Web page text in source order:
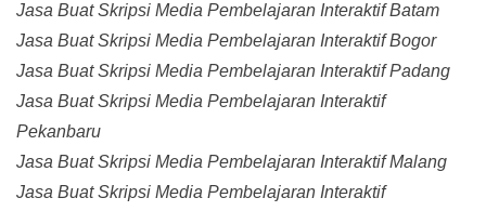
Jasa Buat Skripsi Media Pembelajaran Interaktif Batam
Jasa Buat Skripsi Media Pembelajaran Interaktif Bogor
Jasa Buat Skripsi Media Pembelajaran Interaktif Padang
Jasa Buat Skripsi Media Pembelajaran Interaktif
Pekanbaru
Jasa Buat Skripsi Media Pembelajaran Interaktif Malang
Jasa Buat Skripsi Media Pembelajaran Interaktif